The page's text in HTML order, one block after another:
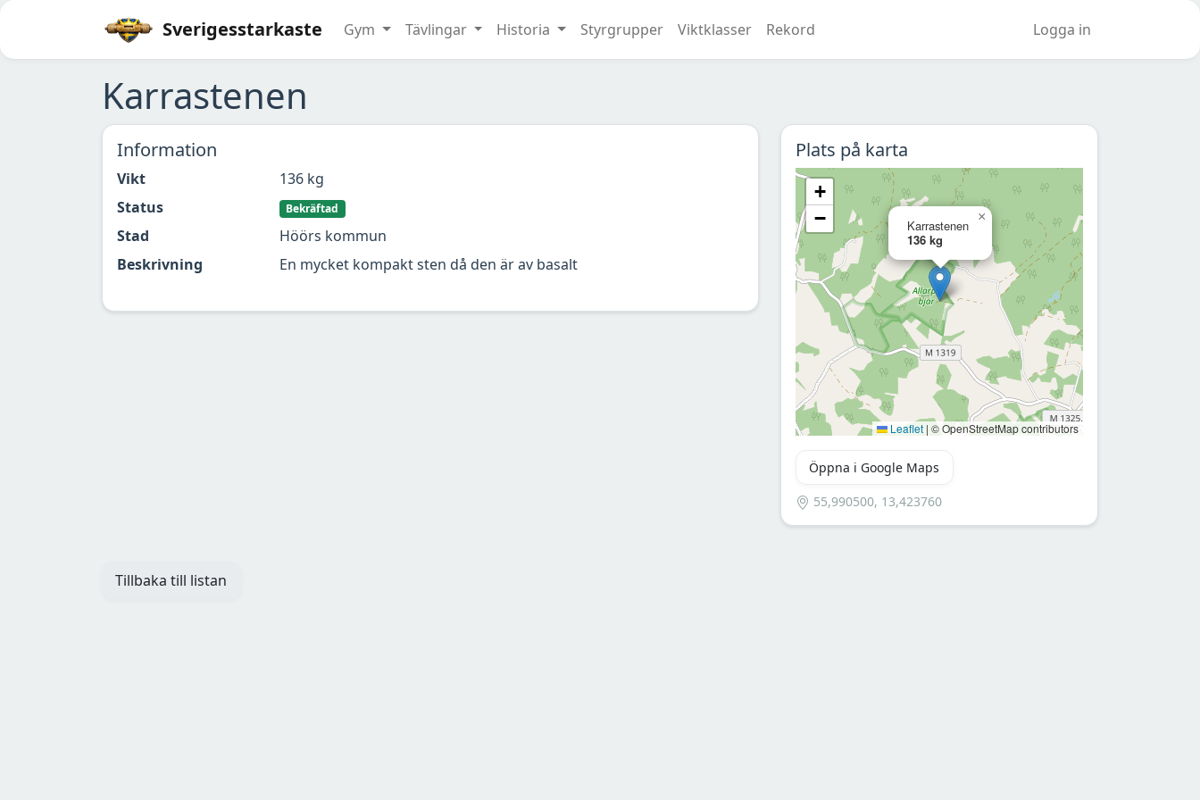
Sverigesstarkaste Gym Tävlingar Historia Styrgrupper Viktklasser Rekord Logga in
Karrastenen
Information
Vikt
136 kg
Status
Bekräftad
Stad
Höörs kommun
Beskrivning
En mycket kompakt sten då den är av basalt
Plats på karta
Karrastenen
136 kg
×
+
−
Leaflet | © OpenStreetMap contributors
Öppna i Google Maps
55,990500, 13,423760
Tillbaka till listan